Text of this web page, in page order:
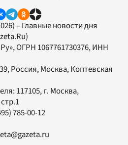
– Главные новости дня
, ОГРН 1067761730376, ИНН
Россия, Москва, Коптевская
117105, г. Москва,
785-00-12